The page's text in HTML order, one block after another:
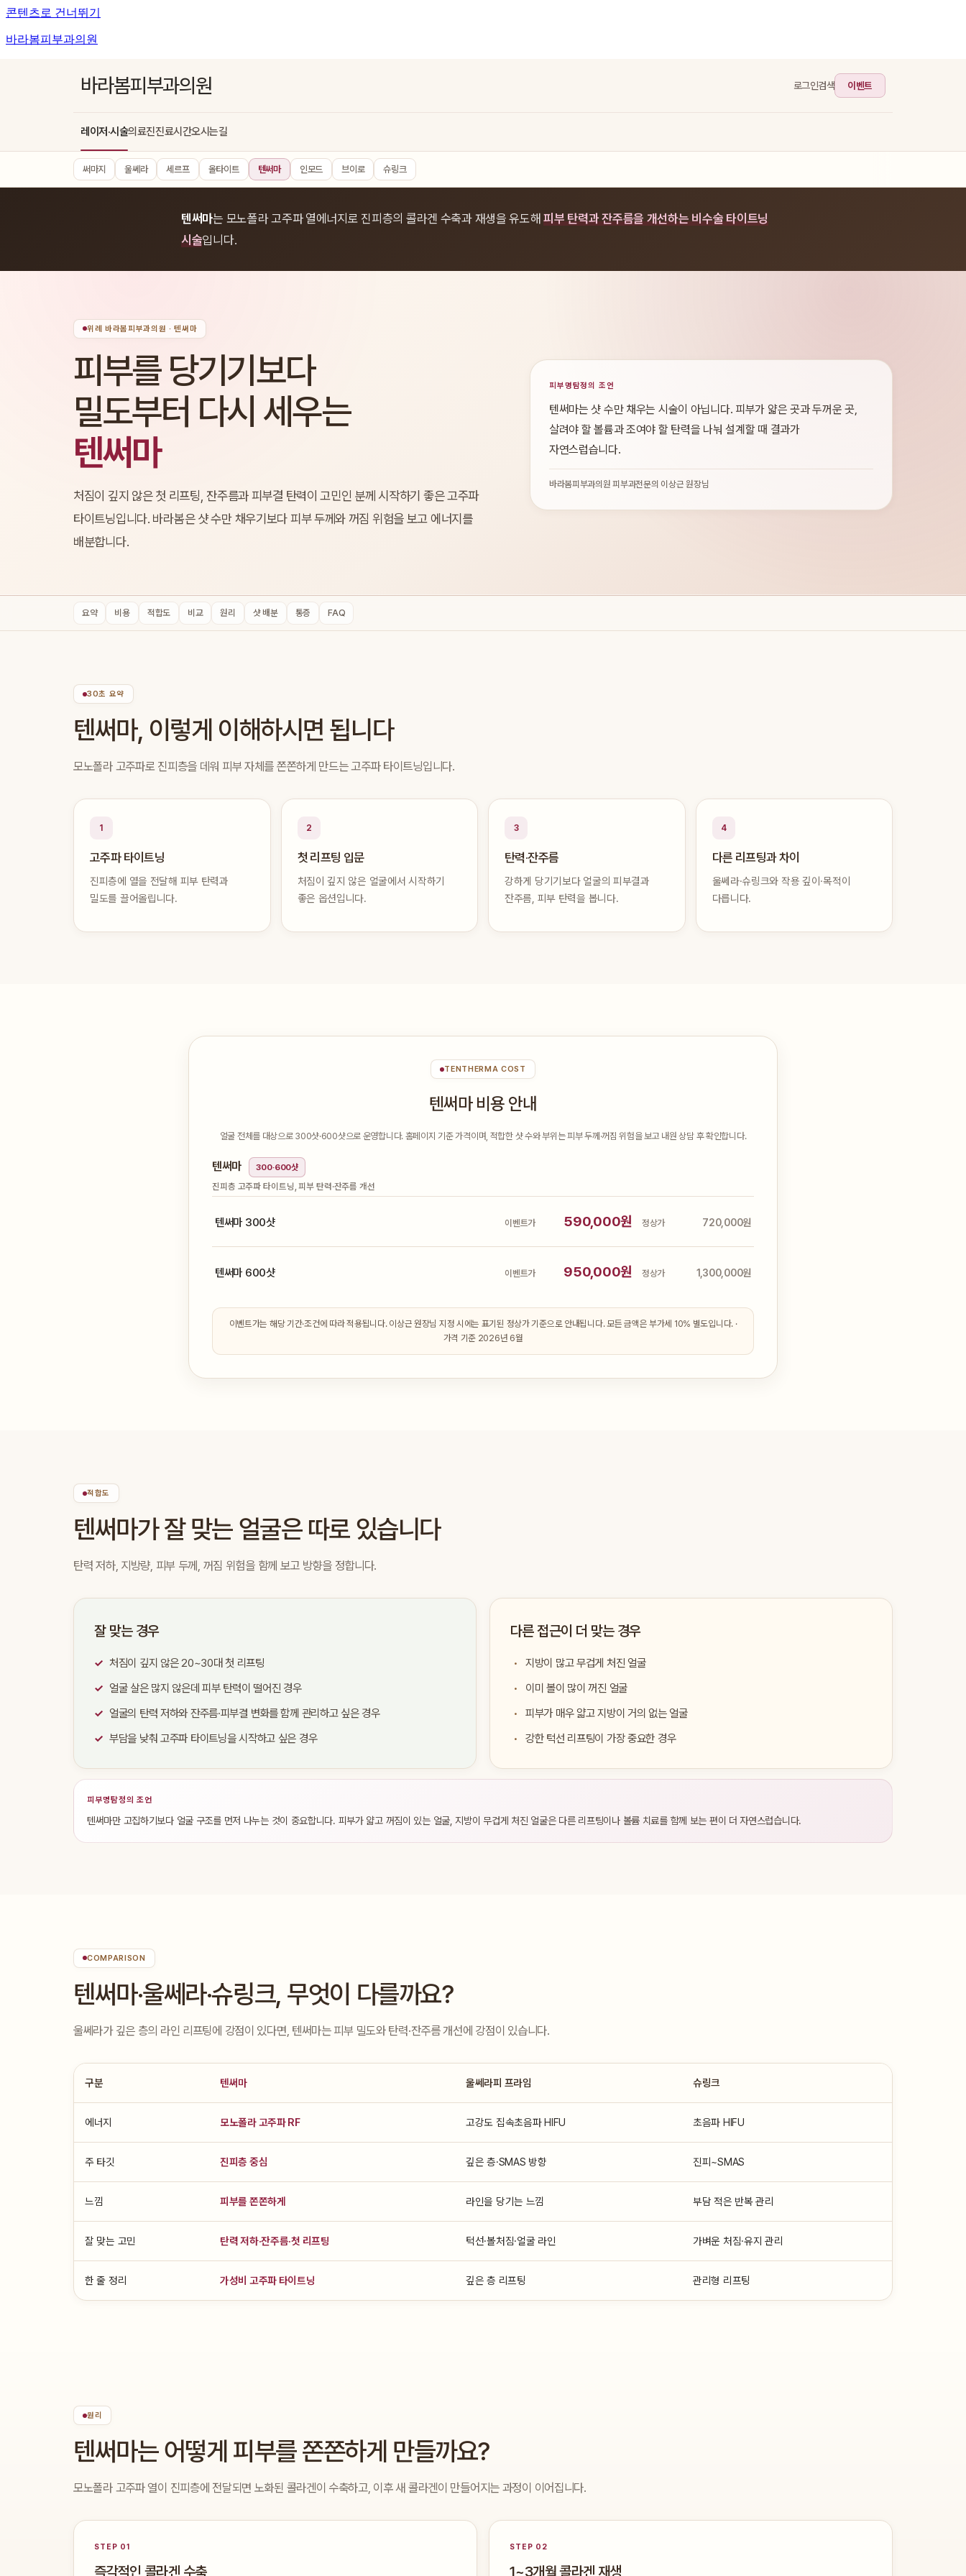
콘텐츠로 건너뛰기
바라봄피부과의원
바라봄피부과의원 로그인검색 이벤트
레이저·시술의료진진료시간오시는길
써마지 울쎄라 세르프 올타이트 텐써마 인모드 브이로 슈링크
텐써마는 모노폴라 고주파 열에너지로 진피층의 콜라겐 수축과 재생을 유도해피부 탄력과 잔주름을 개선하는 비수술 타이트닝
시술입니다.
위례 바라봄피부과의원 · 텐써마
피부를 당기기보다
밀도부터 다시 세우는
텐써마
처짐이 깊지 않은 첫 리프팅, 잔주름과 피부결 탄력이 고민인 분께 시작하기 좋은 고주파
타이트닝입니다. 바라봄은 샷 수만 채우기보다 피부 두께와 꺼짐 위험을 보고 에너지를
배분합니다.
피부명탐정의 조언
텐써마는 샷 수만 채우는 시술이 아닙니다. 피부가 얇은 곳과 두꺼운 곳,
살려야 할 볼륨과 조여야 할 탄력을 나눠 설계할 때 결과가
자연스럽습니다.
바라봄피부과의원 피부과전문의 이상근 원장님
요약 비용 적합도 비교 원리 샷 배분 통증 FAQ
30초 요약
텐써마, 이렇게 이해하시면 됩니다
모노폴라 고주파로 진피층을 데워 피부 자체를 쫀쫀하게 만드는 고주파 타이트닝입니다.
1
고주파 타이트닝
진피층에 열을 전달해 피부 탄력과
밀도를 끌어올립니다.
2
첫 리프팅 입문
처짐이 깊지 않은 얼굴에서 시작하기
좋은 옵션입니다.
3
탄력·잔주름
강하게 당기기보다 얼굴의 피부결과
잔주름, 피부 탄력을 봅니다.
4
다른 리프팅과 차이
울쎄라·슈링크와 작용 깊이·목적이
다릅니다.
TENTHERMA COST
텐써마 비용 안내
얼굴 전체를 대상으로 300샷·600샷으로 운영합니다. 홈페이지 기준 가격이며, 적합한 샷 수와 부위는 피부 두께·꺼짐 위험을 보고 내원 상담 후 확인합니다.
텐써마 300·600샷
진피층 고주파 타이트닝, 피부 탄력·잔주름 개선
텐써마 300샷 이벤트가 590,000원 정상가 720,000원
텐써마 600샷 이벤트가 950,000원 정상가 1,300,000원
이벤트가는 해당 기간·조건에 따라 적용됩니다. 이상근 원장님 지정 시에는 표기된 정상가 기준으로 안내됩니다. 모든 금액은 부가세 10% 별도입니다. ·
가격 기준 2026년 6월
적합도
텐써마가 잘 맞는 얼굴은 따로 있습니다
탄력 저하, 지방량, 피부 두께, 꺼짐 위험을 함께 보고 방향을 정합니다.
잘 맞는 경우
처짐이 깊지 않은 20~30대 첫 리프팅
얼굴 살은 많지 않은데 피부 탄력이 떨어진 경우
얼굴의 탄력 저하와 잔주름·피부결 변화를 함께 관리하고 싶은 경우
부담을 낮춰 고주파 타이트닝을 시작하고 싶은 경우
다른 접근이 더 맞는 경우
지방이 많고 무겁게 처진 얼굴
이미 볼이 많이 꺼진 얼굴
피부가 매우 얇고 지방이 거의 없는 얼굴
강한 턱선 리프팅이 가장 중요한 경우
피부명탐정의 조언
텐써마만 고집하기보다 얼굴 구조를 먼저 나누는 것이 중요합니다. 피부가 얇고 꺼짐이 있는 얼굴, 지방이 무겁게 처진 얼굴은 다른 리프팅이나 볼륨 치료를 함께 보는 편이 더 자연스럽습니다.
COMPARISON
텐써마·울쎄라·슈링크, 무엇이 다를까요?
울쎄라가 깊은 층의 라인 리프팅에 강점이 있다면, 텐써마는 피부 밀도와 탄력·잔주름 개선에 강점이 있습니다.
구분 텐써마 울쎄라피 프라임 슈링크
에너지 모노폴라 고주파 RF 고강도 집속초음파 HIFU 초음파 HIFU
주 타깃 진피층 중심 깊은 층·SMAS 방향 진피~SMAS
느낌 피부를 쫀쫀하게 라인을 당기는 느낌 부담 적은 반복 관리
잘 맞는 고민 탄력 저하·잔주름·첫 리프팅 턱선·볼처짐·얼굴 라인 가벼운 처짐·유지 관리
한 줄 정리 가성비 고주파 타이트닝 깊은 층 리프팅 관리형 리프팅
원리
텐써마는 어떻게 피부를 쫀쫀하게 만들까요?
모노폴라 고주파 열이 진피층에 전달되면 노화된 콜라겐이 수축하고, 이후 새 콜라겐이 만들어지는 과정이 이어집니다.
STEP 01
즉각적인 콜라겐 수축
STEP 02
1~3개월 콜라겐 재생